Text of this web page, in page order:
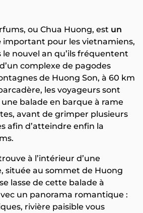
ou Chua Huong, est un
important pour les vietnamiens,
nouvel an qu’ils fréquentent
complexe de pagodes
de Huong Son, à 60 km
les voyageurs sont
balade en barque à rame
avant de grimper plusieurs
afin d’atteindre enfin la
à l’intérieur d’une
située au sommet de Huong
lasse de cette balade à
un panorama romantique :
rivière paisible vous